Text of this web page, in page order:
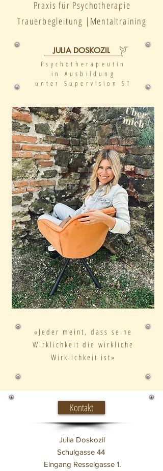
Praxis für Psychotherapie
Trauerbegleitung | Mentaltraining
JULIA DOSKOZIL
Psychotherapeutin
in Ausbildung
unter Supervision ST
Über
mich
­«Jeder meint, dass seine
Wirklichkeit die wirkliche
Wirklichkeit ist»
Kontakt
Julia Doskozil
Schulgasse 44
Eingang Resselgasse 1.